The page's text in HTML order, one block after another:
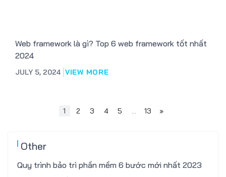
Web framework là gì? Top 6 web framework tốt nhất
2024
JULY 5, 2024 VIEW MORE
1 2 3 4 5 … 13 »
Other
Quy trình bảo trì phần mềm 6 bước mới nhất 2023